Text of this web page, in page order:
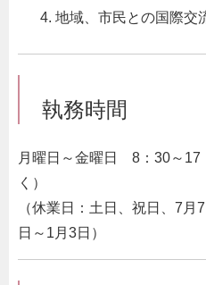
地域、市民との国際交
執務時間
月曜日～金曜日 8：30～17
く）
（休業日：土日、祝日、7
日～1月3日）